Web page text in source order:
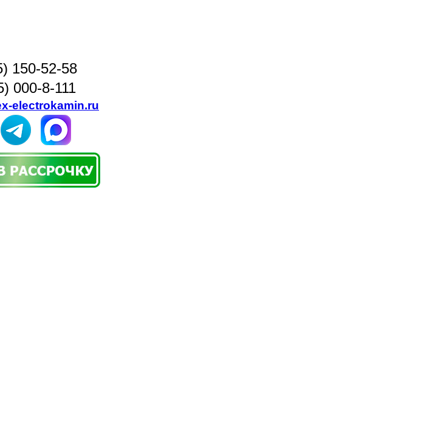
150-52-58
000-8-111
electrokamin.ru